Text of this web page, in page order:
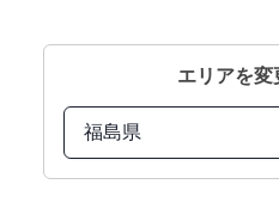
エリアを変
福島県